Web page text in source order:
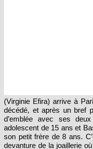
(Virginie Efira) arrive à
décédé, et après un bref
d’emblée avec ses
adolescent de 15 ans et
son petit frère de 8 ans.
devanture de la joaillerie